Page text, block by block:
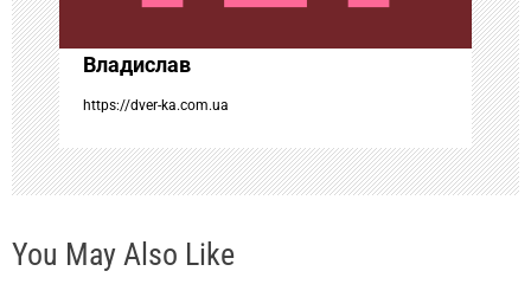
а
п
и
с
я
Владислав
https://dver-ka.com.ua
You May Also Like